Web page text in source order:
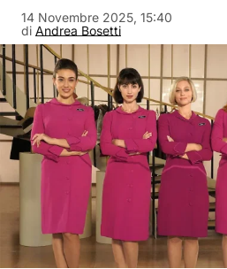
di Andrea Bosetti
14 Novembre 2025, 15:40